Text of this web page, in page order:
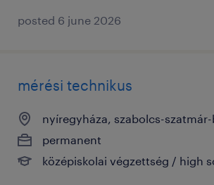
posted 6 june 2026
mérési technikus
nyíregyháza, szabolcs-
permanent
középiskolai végzettség / high